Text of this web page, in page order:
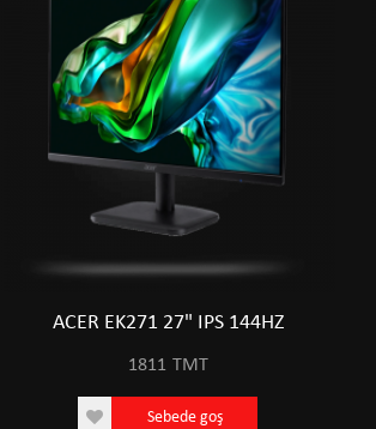
ACER EK271 27" IPS 144HZ
1811 TMT
Sebede goş